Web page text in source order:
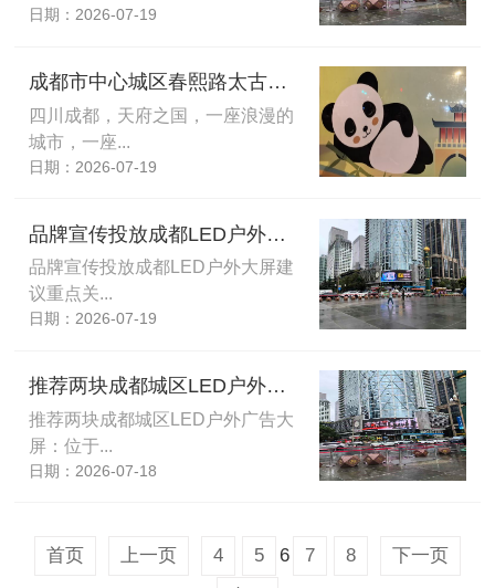
日期：2026-07-19
成都市中心城区春熙路太古里商圈银石大楼户外大屏LED广告媒体资源推荐
四川成都，天府之国，一座浪漫的
城市，一座...
日期：2026-07-19
品牌宣传投放成都LED户外大屏建议重点关注天府广场这块LED广告屏幕
品牌宣传投放成都LED户外大屏建
议重点关...
日期：2026-07-19
推荐两块成都城区LED户外广告大屏：位于天府广场和春熙路商圈优质户外媒体
推荐两块成都城区LED户外广告大
屏：位于...
日期：2026-07-18
首页 上一页 4 5 6 7 8
下一页